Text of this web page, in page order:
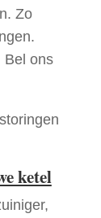
Zo
Bel ons
ketel